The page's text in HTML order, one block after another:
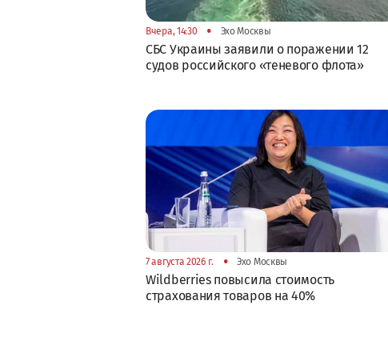
Вчера, 14:30 • Эхо Москвы
СБС Украины заявили о поражении 12
судов российского «теневого флота»
7 августа 2026 г. • Эхо Москвы
Wildberries повысила стоимость
страхования товаров на 40%